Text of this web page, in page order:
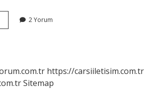
2 Yorum
https://carsiiletisim.com.tr
Sitemap